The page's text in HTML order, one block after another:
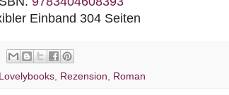
Einband 304 Seiten
Lovelybooks Rezension Roman